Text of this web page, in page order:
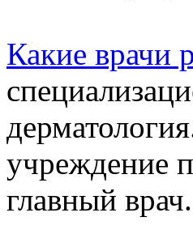
Какие врачи
учреждение
главный